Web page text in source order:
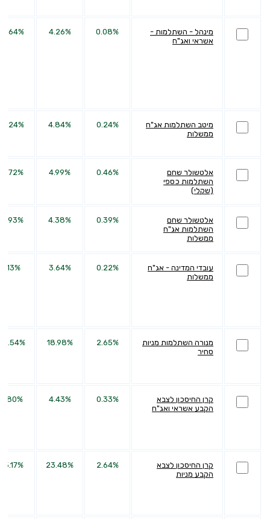
מינהל - השתלמות -
אשראי ואג"ח
0.08%
4.26%
מיטב השתלמות אג"ח
ממשלות
0.24%
4.84%
אלטשולר שחם
השתלמות כספי
(שקלי)
0.46%
4.99%
אלטשולר שחם
השתלמות אג"ח
ממשלות
0.39%
4.38%
עובדי המדינה - אג"ח
ממשלות
0.22%
3.64%
7.13%
מנורה השתלמות מניות
סחיר
2.65%
18.98%
קרן החיסכון לצבא
הקבע אשראי ואג"ח
0.33%
4.43%
5.80%
קרן החיסכון לצבא
הקבע מניות
2.64%
23.48%